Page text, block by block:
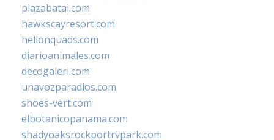
plazabatai.com
hawkscayresort.com
hellonquads.com
diarioanimales.com
decogaleri.com
unavozparadios.com
shoes-vert.com
elbotanicopanama.com
shadyoaksrockportrvpark.com